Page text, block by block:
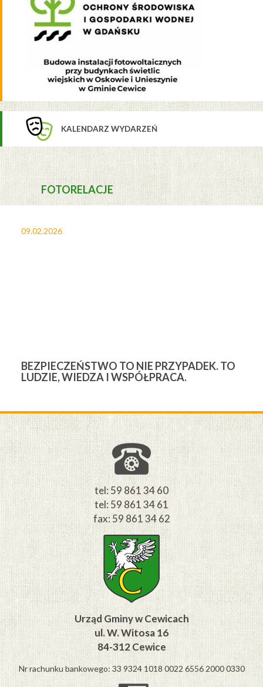
KALENDARZ WYDARZEŃ
FOTORELACJE
09.02.2026
BEZPIECZEŃSTWO TO NIE PRZYPADEK. TO
LUDZIE, WIEDZA I WSPÓŁPRACA.
tel: 59 861 34 60
tel: 59 861 34 61
fax: 59 861 34 62
Urząd Gminy w Cewicach
ul. W. Witosa 16
84-312 Cewice
Nr rachunku bankowego: 33 9324 1018 0022 6556 2000 0330